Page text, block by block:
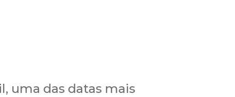
uma das datas mais